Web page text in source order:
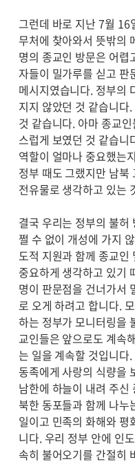
그런데 바로 지난 7월
무처에 찾아와서 뜻밖의
명의 종교인 방문은 어
자들이 밀가루를 싣고
메시지였습니다. 정부의
지지 않았던 것 같습니다
것 같습니다. 아마 종교
스럽게 보였던 것 같습
역할이 얼마나 중요했는
정부 때도 그랬지만 남
전유물로 생각하고 있는
결국 우리는 정부의 불
쩔 수 없이 개성에 가지
도적 지원과 함께 종교인
중요하게 생각하고 있기
명이 판문점을 건너가서
로 오게 하려고 합니다.
하는 정부가 모니터링을
교인들은 앞으로도 계속
는 일을 계속할 것입니다
동족에게 사랑의 식량을
남한에 하늘이 내려 주
북한 동포들과 함께 나
일이고 민족의 화해와
니다. 우리 정부 안에 인
속히 불어오기를 간절히